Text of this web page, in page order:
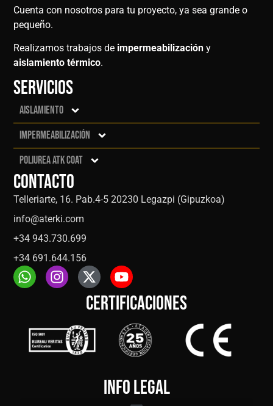
Cuenta con nosotros para tu proyecto, ya sea grande o
pequeño.
Realizamos trabajos de impermeabilización y
aislamiento térmico.
Servicios
Aislamiento
Impermeabilización
Poliurea ATK Coat
Contacto
Telleriarte, 16. Pab.4-5 20230 Legazpi (Gipuzkoa)
info@aterki.com
+34 943.730.699
+34 691.644.156
Certificaciones
Info legal